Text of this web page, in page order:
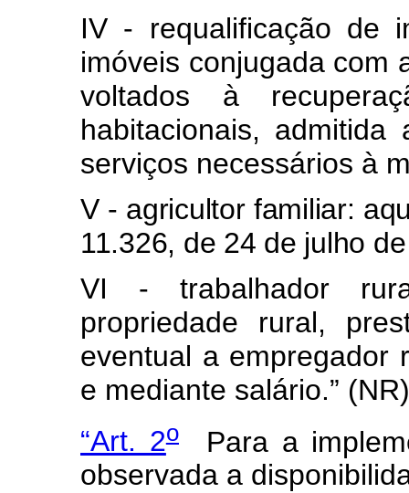
IV - requalificação de
imóveis conjugada com
voltados à
habitacionais,
serviços necessários à
V - agricultor familiar:
11.326, de 24 de julho
VI - trabalhador
propriedade rural,
eventual a empregador
e mediante salário.”
“Art. 2oPara a
observada a